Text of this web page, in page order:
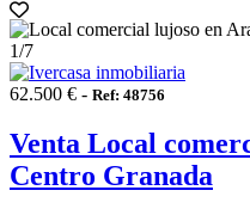
1/7
62.500 € - Ref: 48756
Venta Local
Centro Granada